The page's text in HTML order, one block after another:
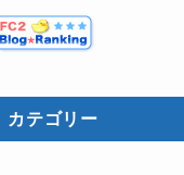
カテゴリー